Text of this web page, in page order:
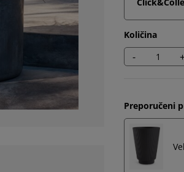
Količina
-
Preporučeni